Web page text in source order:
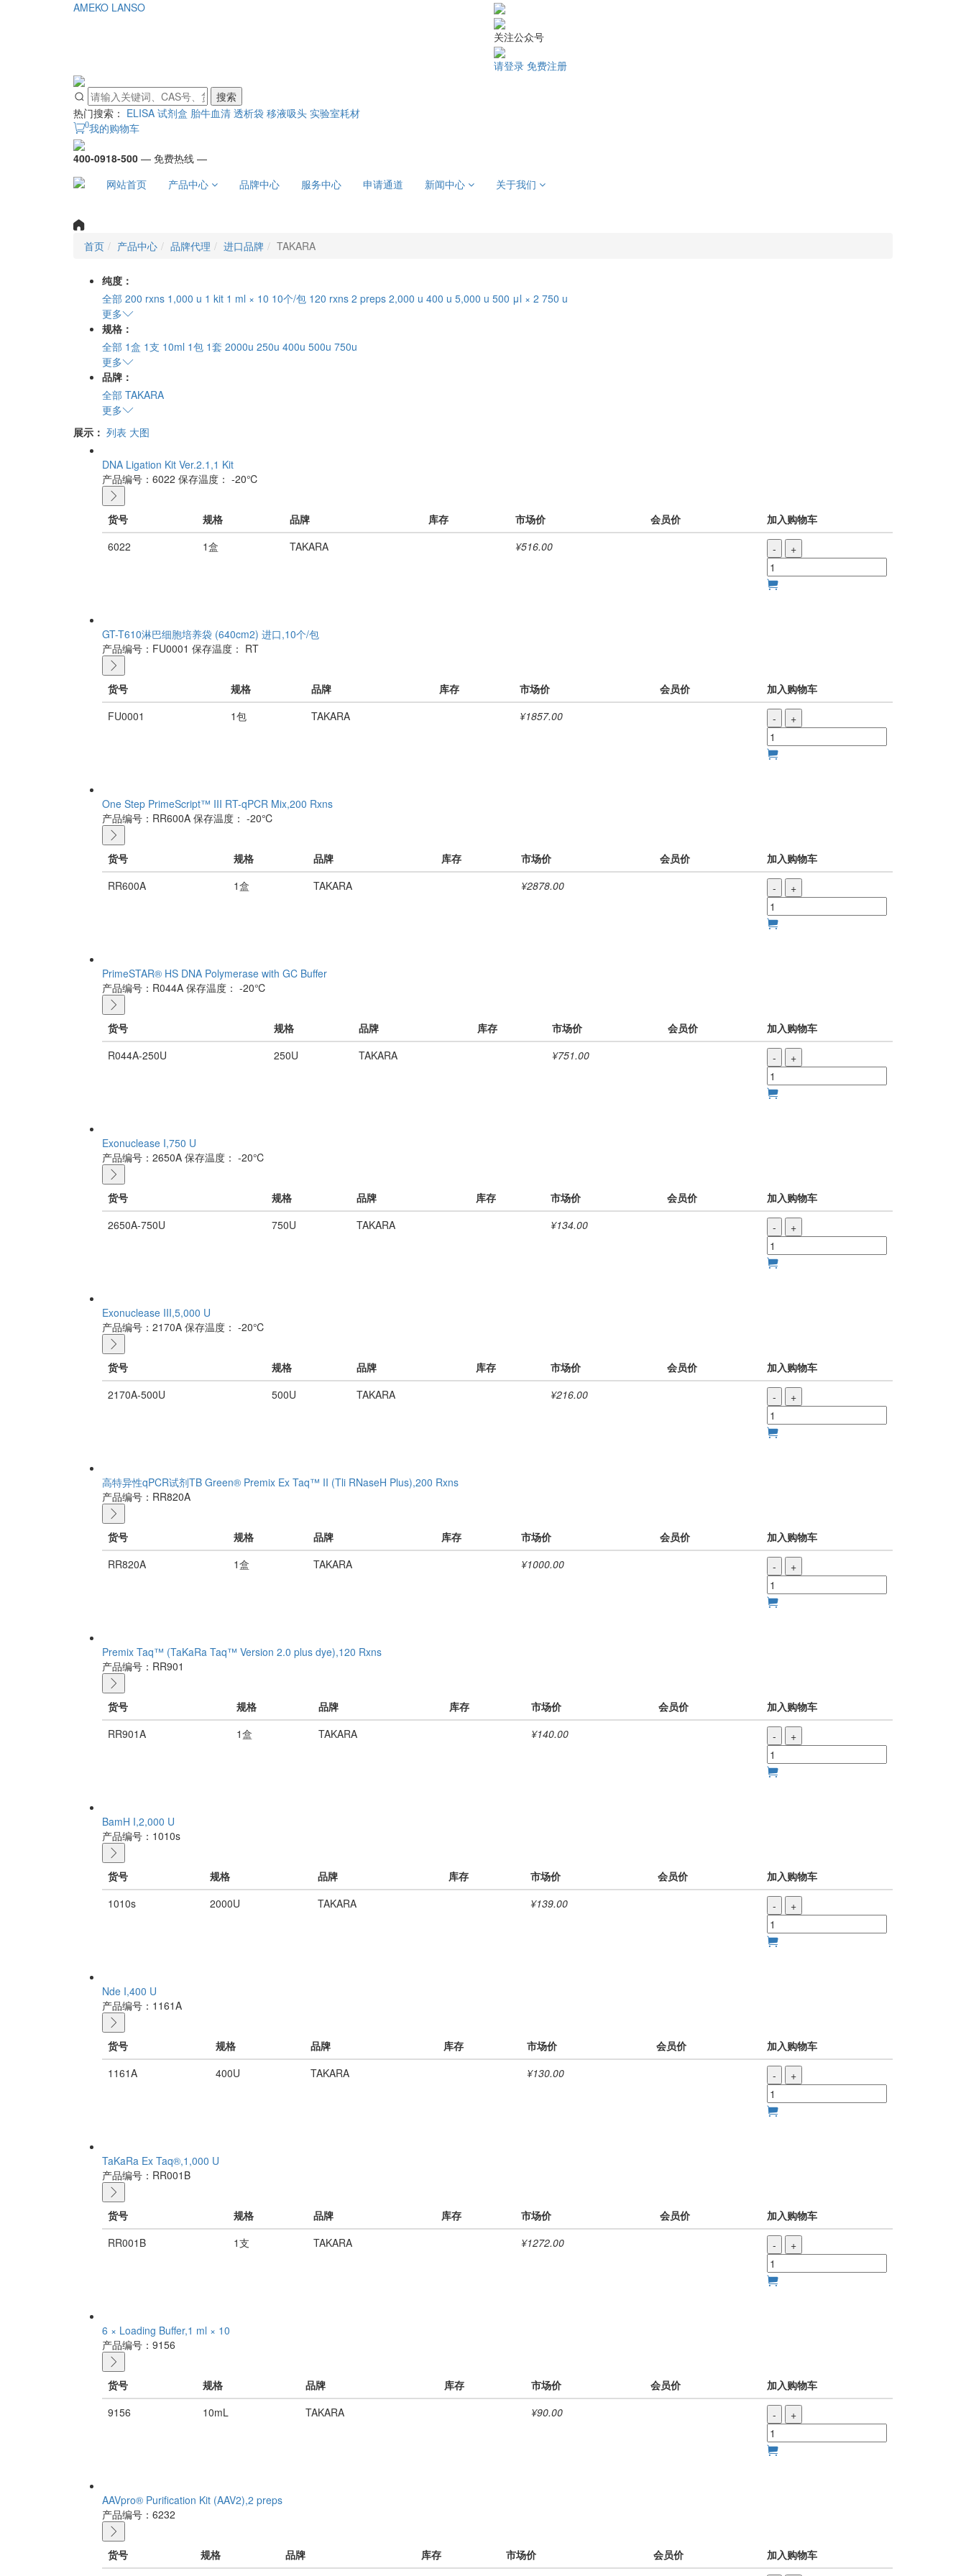
AMEKO LANSO
关注公众号
请登录 免费注册
搜索
热门搜索： ELISA 试剂盒 胎牛血清 透析袋 移液吸头 实验室耗材
0我的购物车
400-0918-500 — 免费热线 —
网站首页
产品中心 品牌中心 服务中心 申请通道 新闻中心 关于我们
首页 产品中心 品牌代理 进口品牌 TAKARA
纯度：
全部 200 rxns 1,000 u 1 kit 1 ml × 10 10个/包 120 rxns 2 preps 2,000 u 400 u 5,000 u 500 μl × 2 750 u
更多
规格：
全部 1盒 1支 10ml 1包 1套 2000u 250u 400u 500u 750u
更多
品牌：
全部 TAKARA
更多
展示： 列表 大图
DNA Ligation Kit Ver.2.1,1 Kit
产品编号：6022 保存温度： -20℃
货号 规格 品牌 库存 市场价 会员价
加入购物车
6022
1盒 TAKARA ¥516.00 - +
GT-T610淋巴细胞培养袋 (640cm2) 进口,10个/包
产品编号：FU0001 保存温度： RT
货号 规格 品牌 库存 市场价 会员价
加入购物车
FU0001
1包 TAKARA ¥1857.00 - +
One Step PrimeScript™ III RT-qPCR Mix,200 Rxns
产品编号：RR600A 保存温度： -20℃
货号 规格 品牌 库存 市场价 会员价
加入购物车
RR600A
1盒 TAKARA ¥2878.00 - +
PrimeSTAR® HS DNA Polymerase with GC Buffer
产品编号：R044A 保存温度： -20℃
货号 规格 品牌 库存 市场价 会员价
加入购物车
R044A-250U
250U TAKARA ¥751.00 - +
Exonuclease I,750 U
产品编号：2650A 保存温度： -20℃
货号 规格 品牌 库存 市场价 会员价
加入购物车
2650A-750U
750U TAKARA ¥134.00 - +
Exonuclease III,5,000 U
产品编号：2170A 保存温度： -20℃
货号 规格 品牌 库存 市场价 会员价
加入购物车
2170A-500U
500U TAKARA ¥216.00 - +
高特异性qPCR试剂TB Green® Premix Ex Taq™ II (Tli RNaseH Plus),200 Rxns
产品编号：RR820A
货号 规格 品牌 库存 市场价 会员价
加入购物车
RR820A
1盒 TAKARA ¥1000.00 - +
Premix Taq™ (TaKaRa Taq™ Version 2.0 plus dye),120 Rxns
产品编号：RR901
货号 规格 品牌 库存 市场价 会员价
加入购物车
RR901A
1盒 TAKARA ¥140.00 - +
BamH I,2,000 U
产品编号：1010s
货号 规格 品牌 库存 市场价 会员价
加入购物车
1010s
2000U TAKARA ¥139.00 - +
Nde I,400 U
产品编号：1161A
货号 规格 品牌 库存 市场价 会员价
加入购物车
1161A
400U TAKARA ¥130.00 - +
TaKaRa Ex Taq®,1,000 U
产品编号：RR001B
货号 规格 品牌 库存 市场价 会员价
加入购物车
RR001B
1支 TAKARA ¥1272.00 - +
6 × Loading Buffer,1 ml × 10
产品编号：9156
货号 规格 品牌 库存 市场价 会员价
加入购物车
9156
10mL TAKARA ¥90.00 - +
AAVpro® Purification Kit (AAV2),2 preps
产品编号：6232
货号 规格 品牌 库存 市场价 会员价
加入购物车